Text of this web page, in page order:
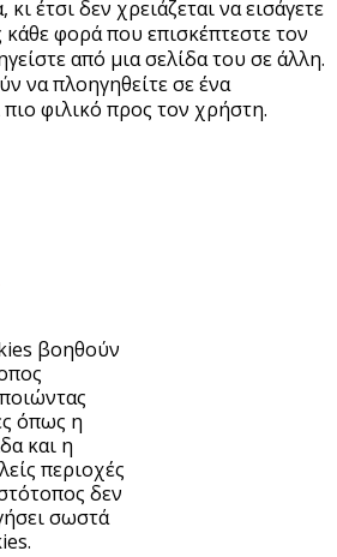
έτσι δεν χρειάζεται να εισάγετε
κάθε φορά που επισκέπτεστε τον
από μια σελίδα του σε άλλη.
να πλοηγηθείτε σε ένα
φιλικό προς τον χρήστη.
βοηθούν
όπως η
και η
περιοχές
δεν
σωστά